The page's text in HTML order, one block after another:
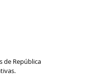
de República